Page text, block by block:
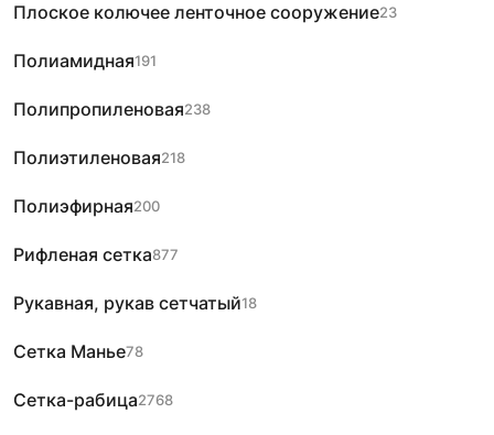
Плоское колючее ленточное сооружение23
Полиамидная191
Полипропиленовая238
Полиэтиленовая218
Полиэфирная200
Рифленая сетка877
Рукавная, рукав сетчатый18
Сетка Манье78
Сетка-рабица2768